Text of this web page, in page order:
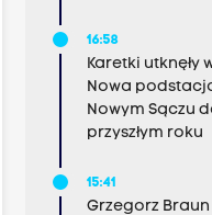
16:58
Karetki utknęły
Nowa
Nowym Sączu
przyszłym roku
15:41
Grzegorz Braun